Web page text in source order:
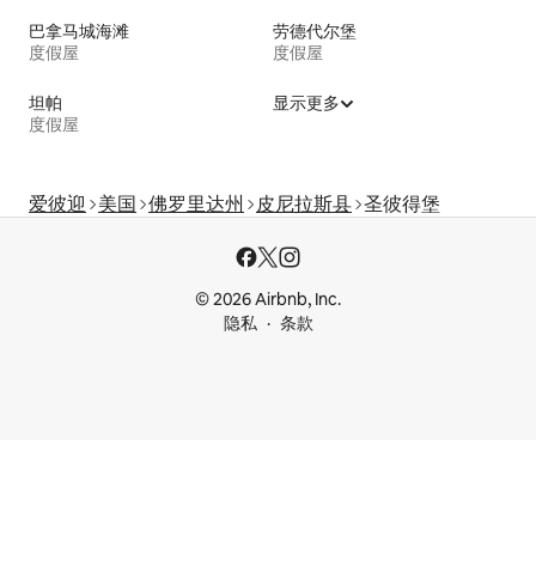
巴拿马城海滩
度假屋
劳德代尔堡
度假屋
坦帕
度假屋
显示更多
爱彼迎 美国 佛罗里达州 皮尼拉斯县 圣彼得堡
© 2026 Airbnb, Inc.
隐私
条款